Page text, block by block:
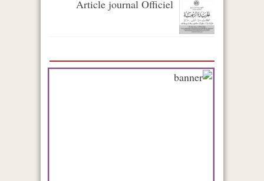
Article journal Officiel